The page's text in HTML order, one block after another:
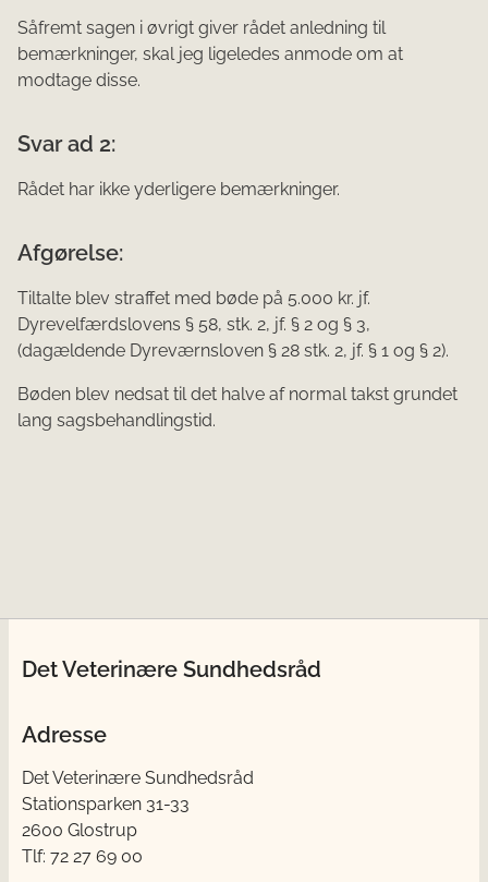
Såfremt sagen i øvrigt giver rådet anledning til
bemærkninger, skal jeg ligeledes anmode om at
modtage disse.
Svar ad 2:
Rådet har ikke yderligere bemærkninger.
Afgørelse:
Tiltalte blev straffet med bøde på 5.000 kr. jf.
Dyrevelfærdslovens § 58, stk. 2, jf. § 2 og § 3,
(dagældende Dyreværnsloven § 28 stk. 2, jf. § 1 og § 2).
Bøden blev nedsat til det halve af normal takst grundet
lang sagsbehandlingstid.
Det Veterinære Sundhedsråd
Adresse
Det Veterinære Sundhedsråd
Stationsparken 31-33
2600 Glostrup
Tlf: 72 27 69 00